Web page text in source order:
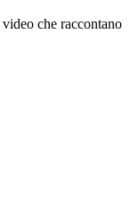
che raccontano